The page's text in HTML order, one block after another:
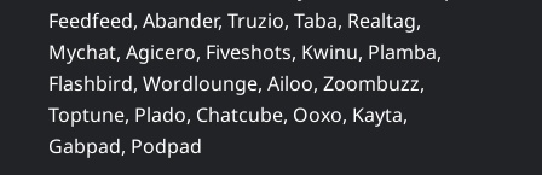
Feedfeed, Abander, Truzio, Taba, Realtag,
Mychat, Agicero, Fiveshots, Kwinu, Plamba,
Flashbird, Wordlounge, Ailoo, Zoombuzz,
Toptune, Plado, Chatcube, Ooxo, Kayta,
Gabpad, Podpad